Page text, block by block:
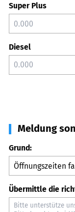
Super Plus
Diesel
Meldung
Grund:
Übermittle die